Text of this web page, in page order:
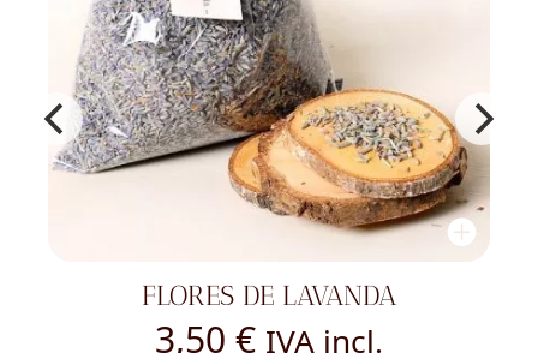
FLORES DE LAVANDA
3,50 € IVA incl.